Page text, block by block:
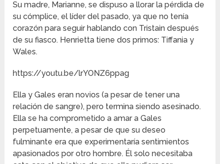
Su madre, Marianne, se dispuso a llorar la pérdida de
su cómplice, el líder del pasado, ya que no tenía
corazón para seguir hablando con Tristain después
de su fiasco. Henrietta tiene dos primos: Tiffania y
Wales.
https://youtu.be/lrYONZ6ppag
Ella y Gales eran novios (a pesar de tener una
relación de sangre), pero termina siendo asesinado.
Ella se ha comprometido a amar a Gales
perpetuamente, a pesar de que su deseo
fulminante era que experimentaría sentimientos
apasionados por otro hombre. Él solo necesitaba